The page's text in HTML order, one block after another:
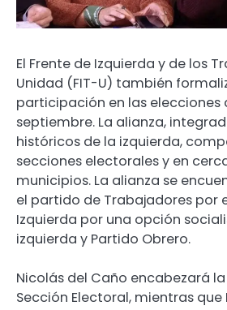
El Frente de Izquierda y de los
Unidad (FIT-U) también
participación en las elecciones
septiembre. La alianza,
históricos de la izquierda,
secciones electorales y en
municipios. La alianza se
el partido de Trabajadores por
Izquierda por una opción
izquierda y Partido Obrero.
Nicolás del Caño encabezará
Sección Electoral, mientras que